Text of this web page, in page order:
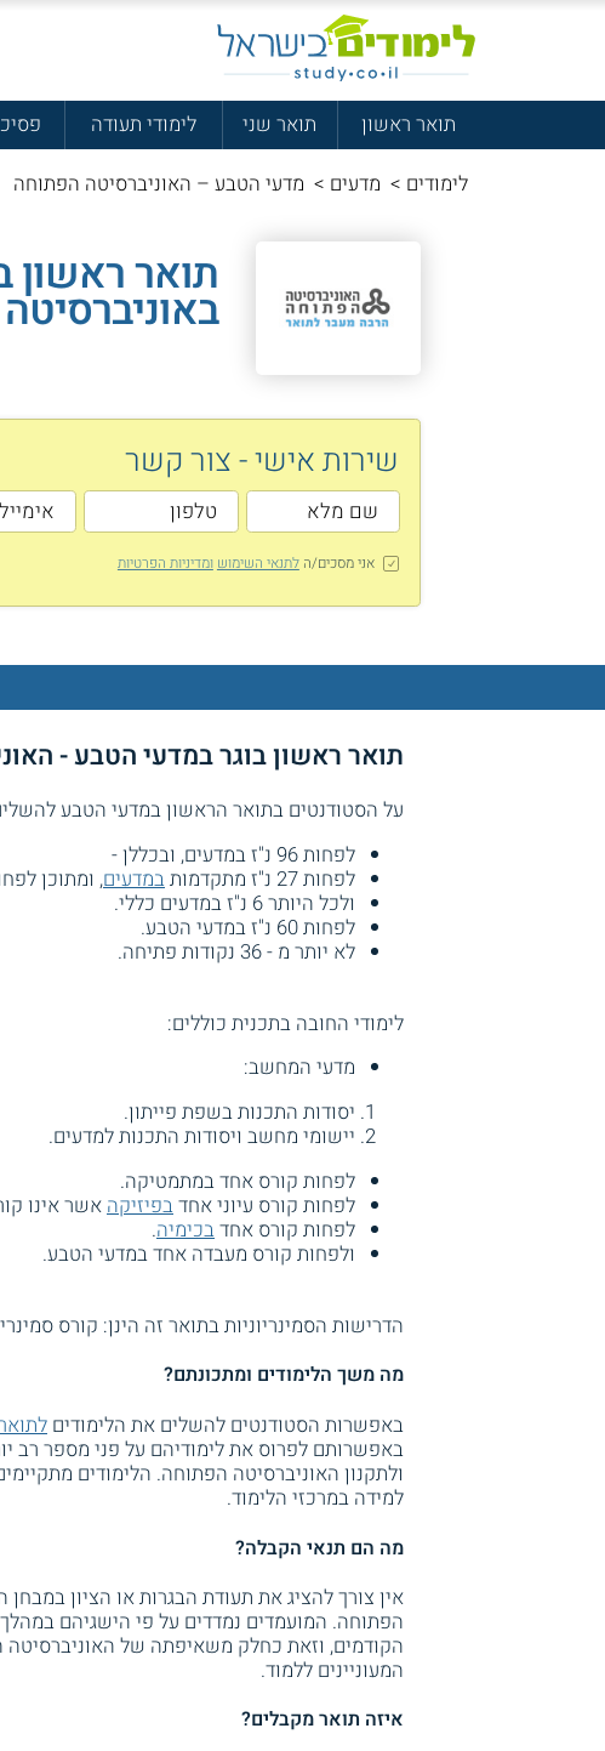
תואר ראשון תואר שני לימודי תעודה
לימודים > מדעים > מדעי הטבע – האוניברסיטה הפתוחה
תואר ראשון
שירות אישי - צור קשר
אני מסכים/הלתנאי השימוש ומדיניות הפרטיות
תואר ראשון בוגר‏ במדעי הטבע -
על הסטודנטים בתואר הראשון במדעי הטבע להשלים לפחות
לפחות 96 נ"ז במדעים, ובכללן -
לפחות 27 נ"ז מתקדמות
במדעים, ומתוכן לפחות 15 נ"ז
ולכל היותר 6 נ"ז במדעים כללי.
לפחות 60 נ"ז במדעי הטבע.
לא יותר מ - 36 נקודות פתיחה.
לימודי החובה בתכנית כוללים:
מדעי המחשב:
יסודות התכנות בשפת פייתון.
יישומי מחשב ויסודות התכנות למדעים.
לפחות קורס אחד במתמטיקה.
לפחות קורס עיוני אחדבפיזיקהאשר אינו
לפחות קורס אחדבכימיה.
ולפחות קורס מעבדה אחד במדעי הטבע.
הדרישות הסמינריוניות בתואר זה הינן: קורס
מה משך הלימודים ומתכונתם?
באפשרות הסטודנטים להשלים את הלימודים
באפשרותם לפרוס את לימודיהם על פני מספר
ולתקנון האוניברסיטה הפתוחה. הלימודים
למידה במרכזי הלימוד.
מה הם תנאי הקבלה?
אין צורך להציג את תעודת הבגרות או הציון
הפתוחה. המועמדים נמדדים על פי הישגיהם
הקודמים, וזאת כחלק משאיפתה של
המעוניינים ללמוד.
איזה תואר מקבלים?